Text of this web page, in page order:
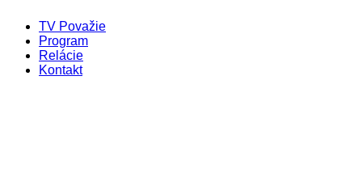
TV Považie
Program
Relácie
Kontakt